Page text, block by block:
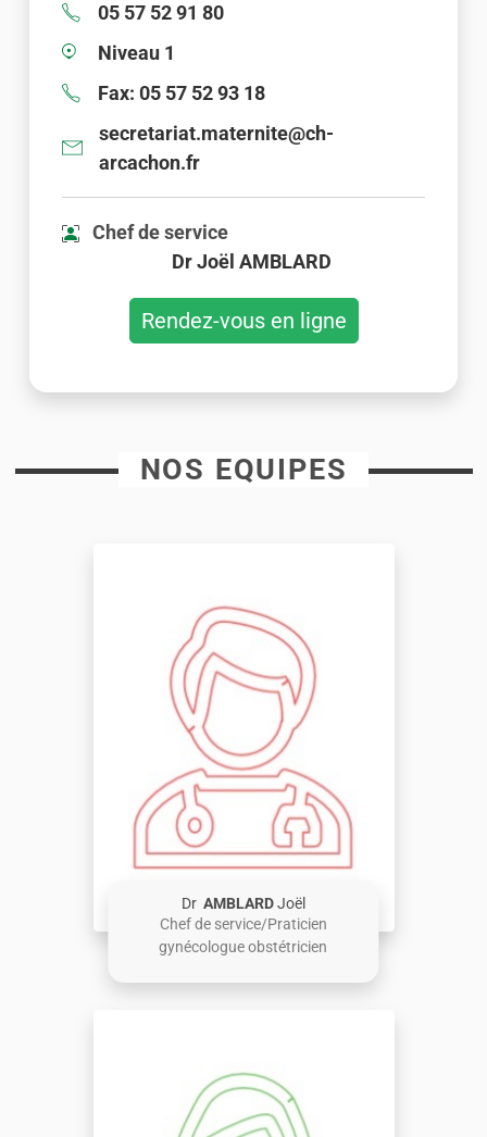
05 57 52 91 80
Niveau 1
Fax: 05 57 52 93 18
secretariat.maternite@ch-
arcachon.fr
Chef de service
Dr Joël AMBLARD
Rendez-vous en ligne
NOS EQUIPES
DrAMBLARDJoël
Chef de service/Praticien
gynécologue obstétricien